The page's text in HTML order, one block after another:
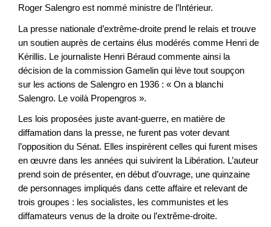
Roger Salengro est nommé ministre de l’Intérieur.
La presse nationale d’extrême-droite prend le relais et trouve
un soutien auprès de certains élus modérés comme Henri de
Kérillis. Le journaliste Henri Béraud commente ainsi la
décision de la commission Gamelin qui lève tout soupçon
sur les actions de Salengro en 1936 : « On a blanchi
Salengro. Le voilà Propengros ».
Les lois proposées juste avant-guerre, en matière de
diffamation dans la presse, ne furent pas voter devant
l’opposition du Sénat. Elles inspirèrent celles qui furent mises
en œuvre dans les années qui suivirent la Libération. L’auteur
prend soin de présenter, en début d’ouvrage, une quinzaine
de personnages impliqués dans cette affaire et relevant de
trois groupes : les socialistes, les communistes et les
diffamateurs venus de la droite ou l’extrême-droite.